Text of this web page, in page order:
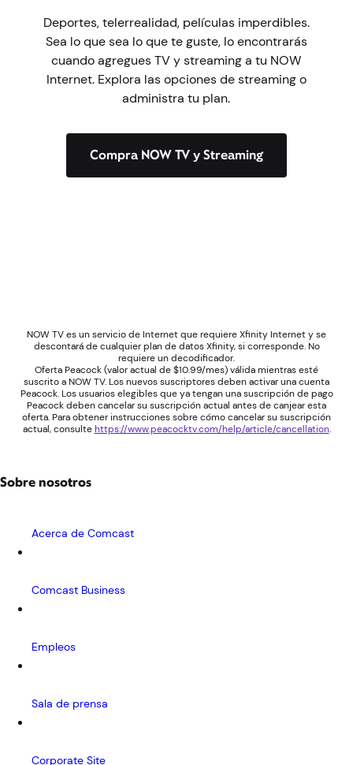
Deportes, telerrealidad, películas imperdibles.
Sea lo que sea lo que te guste, lo encontrarás
cuando agregues TV y streaming a tu NOW
Internet. Explora las opciones de streaming o
administra tu plan.
Compra NOW TV y Streaming
NOW TV es un servicio de Internet que requiere Xfinity Internet y se
descontará de cualquier plan de datos Xfinity, si corresponde. No
requiere un decodificador.
Oferta Peacock (valor actual de $10.99/mes) válida mientras esté
suscrito a NOW TV. Los nuevos suscriptores deben activar una cuenta
Peacock. Los usuarios elegibles que ya tengan una suscripción de pago
Peacock deben cancelar su suscripción actual antes de canjear esta
oferta. Para obtener instrucciones sobre cómo cancelar su suscripción
actual, consultehttps://www.peacocktv.com/help/article/cancellation.